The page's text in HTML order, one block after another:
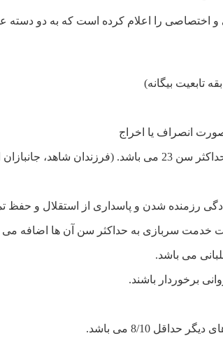
را اعلام کرده است که به دو دسته
تابعیت بیگانه)
انصراف یا اخراج
رزمنده شدن و پاسداری از استقلال و حفظ
خدمت سربازی به حداکثر سن آن ها اضافه
برخوردار باشند.